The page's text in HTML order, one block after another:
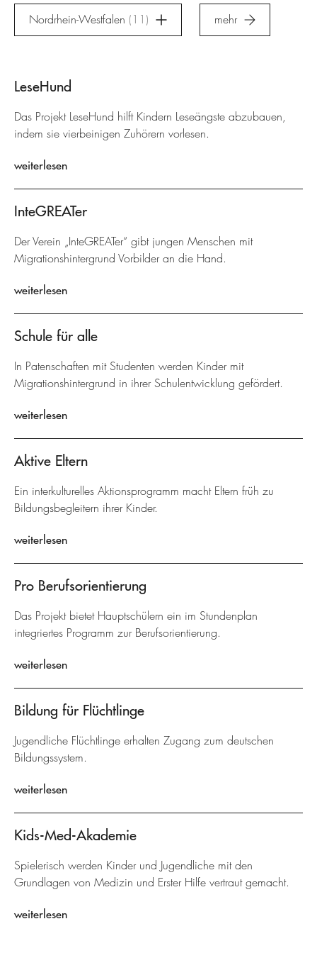
Nordrhein-Westfalen 11 mehr
LeseHund
Das Projekt LeseHund hilft Kindern Leseängste abzubauen,
indem sie vierbeinigen Zuhörern vorlesen.
weiterlesen
InteGREATer
Der Verein „InteGREATer“ gibt jungen Menschen mit
Migrationshintergrund Vorbilder an die Hand.
weiterlesen
Schule für alle
In Patenschaften mit Studenten werden Kinder mit
Migrationshintergrund in ihrer Schulentwicklung gefördert.
weiterlesen
Aktive Eltern
Ein interkulturelles Aktionsprogramm macht Eltern früh zu
Bildungsbegleitern ihrer Kinder.
weiterlesen
Pro Berufsorientierung
Das Projekt bietet Hauptschülern ein im Stundenplan
integriertes Programm zur Berufsorientierung.
weiterlesen
Bildung für Flüchtlinge
Jugendliche Flüchtlinge erhalten Zugang zum deutschen
Bildungssystem.
weiterlesen
Kids-Med-Akademie
Spielerisch werden Kinder und Jugendliche mit den
Grundlagen von Medizin und Erster Hilfe vertraut gemacht.
weiterlesen